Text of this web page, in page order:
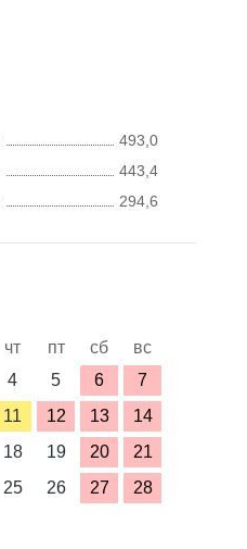
493,0
443,4
294,6
чт пт сб
вс
4 5 6
7
11 12 13
14
18 19 20
21
25 26 27
28